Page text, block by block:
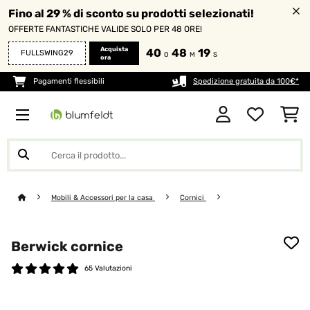
Fino al 29 % di sconto su prodotti selezionati!
OFFERTE FANTASTICHE VALIDE SOLO PER 48 ORE!
FULLSWING29
Acquista
ora
40 O 48 M 19 S
Pagamenti flessibili Spedizione gratuita da 100€*
Mobili & Accessori per la casa Cornici
Berwick cornice
65 Valutazioni